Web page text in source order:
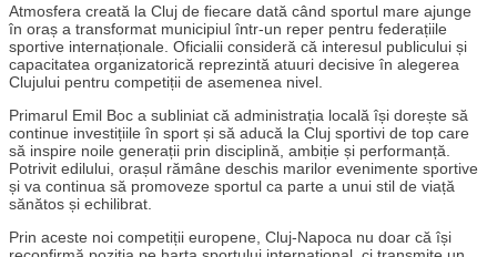
Atmosfera creată la Cluj de fiecare dată când sportul mare ajunge
în oraș a transformat municipiul într-un reper pentru federațiile
sportive internaționale. Oficialii consideră că interesul publicului și
capacitatea organizatorică reprezintă atuuri decisive în alegerea
Clujului pentru competiții de asemenea nivel.
Primarul Emil Boc a subliniat că administrația locală își dorește să
continue investițiile în sport și să aducă la Cluj sportivi de top care
să inspire noile generații prin disciplină, ambiție și performanță.
Potrivit edilului, orașul rămâne deschis marilor evenimente sportive
și va continua să promoveze sportul ca parte a unui stil de viață
sănătos și echilibrat.
Prin aceste noi competiții europene, Cluj-Napoca nu doar că își